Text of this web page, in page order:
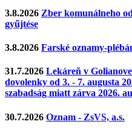
3.8.2026 Zber komunálneho
gyűjtése
3.8.2026 Farské oznamy-
31.7.2026 Lekáreň v
dovolenky od 3. - 7. augusta
szabadság miatt zárva 2026.
30.7.2026 Oznam - ZsVS, a.s.